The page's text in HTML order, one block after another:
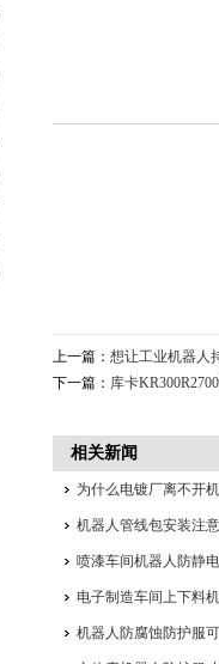
上一篇：想让工业机器人
下一篇： 库卡
相关新闻
为什么电镀厂离不开
机器人管线包安装注
喷漆车间机器人防静
电子制造车间上下料
机器人防腐蚀防护服